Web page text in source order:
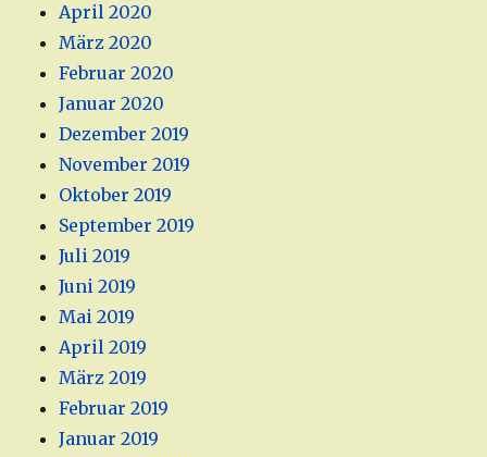
April 2020
März 2020
Februar 2020
Januar 2020
Dezember 2019
November 2019
Oktober 2019
September 2019
Juli 2019
Juni 2019
Mai 2019
April 2019
März 2019
Februar 2019
Januar 2019